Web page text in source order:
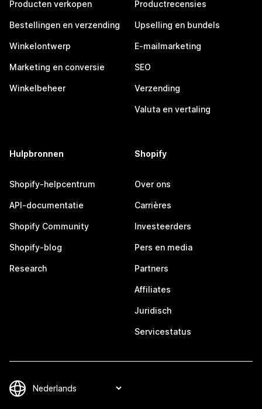
Producten verkopen
Bestellingen en verzending
Winkelontwerp
Marketing en conversie
Winkelbeheer
Productrecensies
Upselling en bundels
E-mailmarketing
SEO
Verzending
Valuta en vertaling
Hulpbronnen
Shopify-helpcentrum
API-documentatie
Shopify Community
Shopify-blog
Research
Shopify
Over ons
Carrières
Investeerders
Pers en media
Partners
Affiliates
Juridisch
Servicestatus